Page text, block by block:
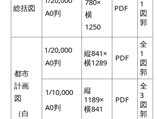
総括図
A0判
横
1250
PDF
1
図
郭
都市
計画
図
（白
1/20,000
A0判
縦841×
横1289
PDF
全
1
図
郭
1/10,000
A0判
縦
1189×
横841
PDF
全
3
図
郭